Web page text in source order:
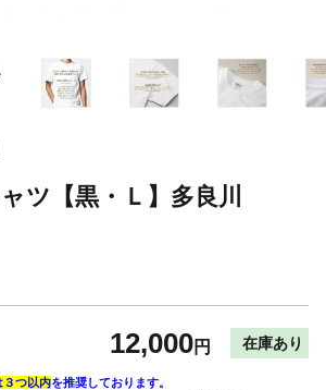
ツ【黒・Ｌ】多良川
12,000円 在庫あり
３つ以内を推奨しております。